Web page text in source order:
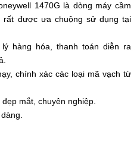
1470G là dòng máy cầm
rất được ưa chuộng sử dụng tại
hàng hóa, thanh toán diễn ra
chính xác các loại mã vạch từ
mắt, chuyên nghiệp.